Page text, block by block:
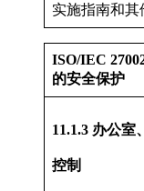
实施指南和其
ISO/IEC
的安全保护
11.1.3 办公室
控制